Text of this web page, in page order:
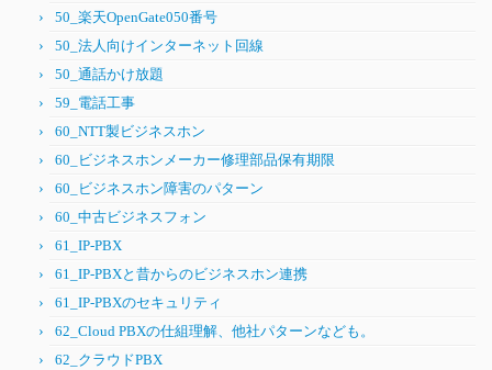
50_楽天OpenGate050番号
50_法人向けインターネット回線
50_通話かけ放題
59_電話工事
60_NTT製ビジネスホン
60_ビジネスホンメーカー修理部品保有期限
60_ビジネスホン障害のパターン
60_中古ビジネスフォン
61_IP-PBX
61_IP-PBXと昔からのビジネスホン連携
61_IP-PBXのセキュリティ
62_Cloud PBXの仕組理解、他社パターンなども。
62_クラウドPBX